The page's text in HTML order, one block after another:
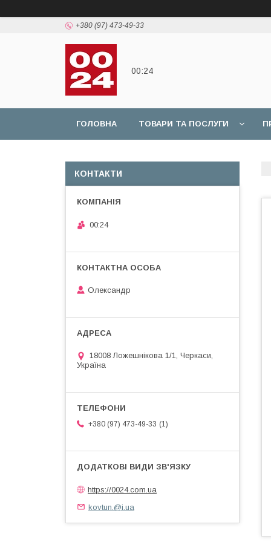
+380 (97) 473-49-33
00:24
ГОЛОВНА ТОВАРИ ТА ПОСЛУГИ
КОНТАКТИ
00:24
Олександр
18008 Ложешнікова 1/1, Черкаси,
Україна
+380 (97) 473-49-33 1
https://0024.com.ua
kovtun.@i.ua